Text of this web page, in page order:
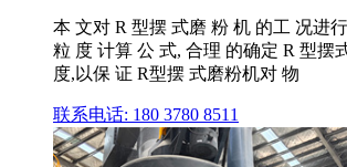
本 文对 R 型摆 式磨 粉 机 的工 况进
粒 度 计算 公 式, 合理 的确定 R 型摆
度,以保 证 R型摆 式磨粉机对 物
联系电话: 180 3780 8511